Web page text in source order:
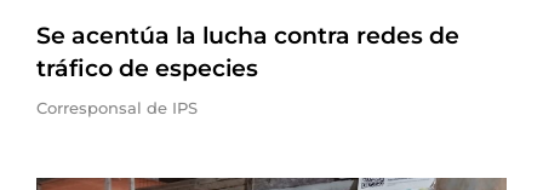
Se acentúa la lucha contra redes de
tráfico de especies
Corresponsal de IPS